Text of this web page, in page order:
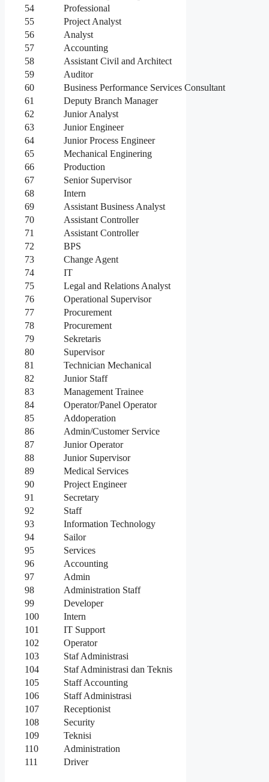
54
Professional
55
Project Analyst
56
Analyst
57
Accounting
58
Assistant Civil and Architect
59
Auditor
60
Business Performance Services Consultant
61
Deputy Branch Manager
62
Junior Analyst
63
Junior Engineer
64
Junior Process Engineer
65
Mechanical Enginering
66
Production
67
Senior Supervisor
68
Intern
69
Assistant Business Analyst
70
Assistant Controller
71
Assistant Controller
72
BPS
73
Change Agent
74
IT
75
Legal and Relations Analyst
76
Operational Supervisor
77
Procurement
78
Procurement
79
Sekretaris
80
Supervisor
81
Technician Mechanical
82
Junior Staff
83
Management Trainee
84
Operator/Panel Operator
85
Addoperation
86
Admin/Customer Service
87
Junior Operator
88
Junior Supervisor
89
Medical Services
90
Project Engineer
91
Secretary
92
Staff
93
Information Technology
94
Sailor
95
Services
96
Accounting
97
Admin
98
Administration Staff
99
Developer
100
Intern
101
IT Support
102
Operator
103
Staf Administrasi
104
Staf Administrasi dan Teknis
105
Staff Accounting
106
Staff Administrasi
107
Receptionist
108
Security
109
Teknisi
110
Administration
111
Driver